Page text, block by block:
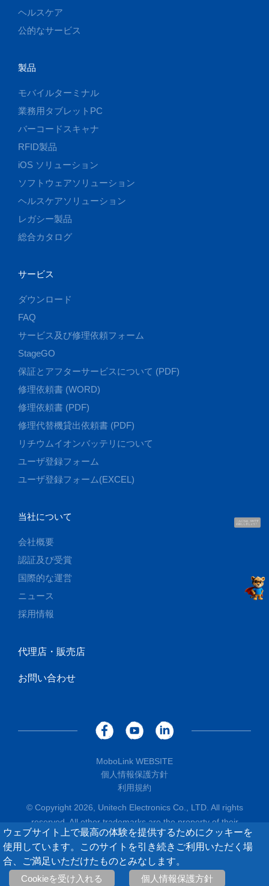
こんにちは、UUです
お話ししましょう！
ウェブサイト上で最高の体験を提供するためにクッキーを
使用しています。このサイトを引き続きご利用いただく場
合、ご満足いただけたものとみなします。
Cookieを受け入れる
個人情報保護方針
ヘルスケア
公的なサービス
製品
モバイルターミナル
業務用タブレットPC
バーコードスキャナ
RFID製品
iOS ソリューション
ソフトウェアソリューション
ヘルスケアソリューション
レガシー製品
総合カタログ
サービス
ダウンロード
FAQ
サービス及び修理依頼フォーム
StageGO
保証とアフターサービスについて (PDF)
修理依頼書 (WORD)
修理依頼書 (PDF)
修理代替機貸出依頼書 (PDF)
リチウムイオンバッテリについて
ユーザ登録フォーム
ユーザ登録フォーム(EXCEL)
当社について
会社概要
認証及び受賞
国際的な運営
ニュース
採用情報
代理店・販売店
お問い合わせ
MoboLink WEBSITE
個人情報保護方針
利用規約
© Copyright 2026, Unitech Electronics Co., LTD. All rights
reserved. All other trademarks are the property of their
respective owners.